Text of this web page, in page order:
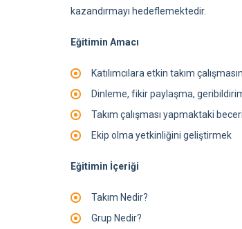
kazandırmayı hedeflemektedir.
Eğitimin Amacı
Katılımcılara etkin takım
Dinleme, fikir paylaşma,
Takım çalışması yapmaktaki
Ekip olma yetkinliğini geliştirmek
Eğitimin İçeriği
Takım Nedir?
Grup Nedir?